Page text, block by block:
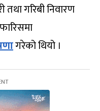
गरिबी निवारण
गरेको थियो ।